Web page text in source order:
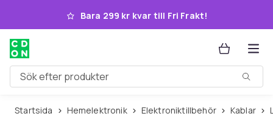
Hoppa till huvudinnehållet
Bara 299 kr kvar till Fri Frakt!
Sök efter produkter
Startsida Hemelektronik Elektroniktillbehör Kablar